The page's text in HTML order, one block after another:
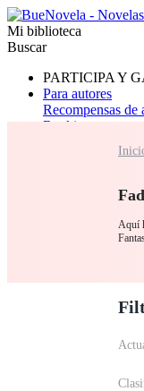
Mi biblioteca
Buscar
PARTICIPA Y
Para autores
Recompensas de
Ranking
Romance
Aquí